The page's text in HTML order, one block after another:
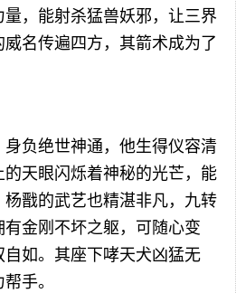
，能射杀猛兽妖邪，让三界
名传遍四方，其箭术成为了
负绝世神通，他生得仪容清
天眼闪烁着神秘的光芒，能
戬的武艺也精湛非凡，九转
金刚不坏之躯，可随心变
如。其座下哮天犬凶猛无
手。